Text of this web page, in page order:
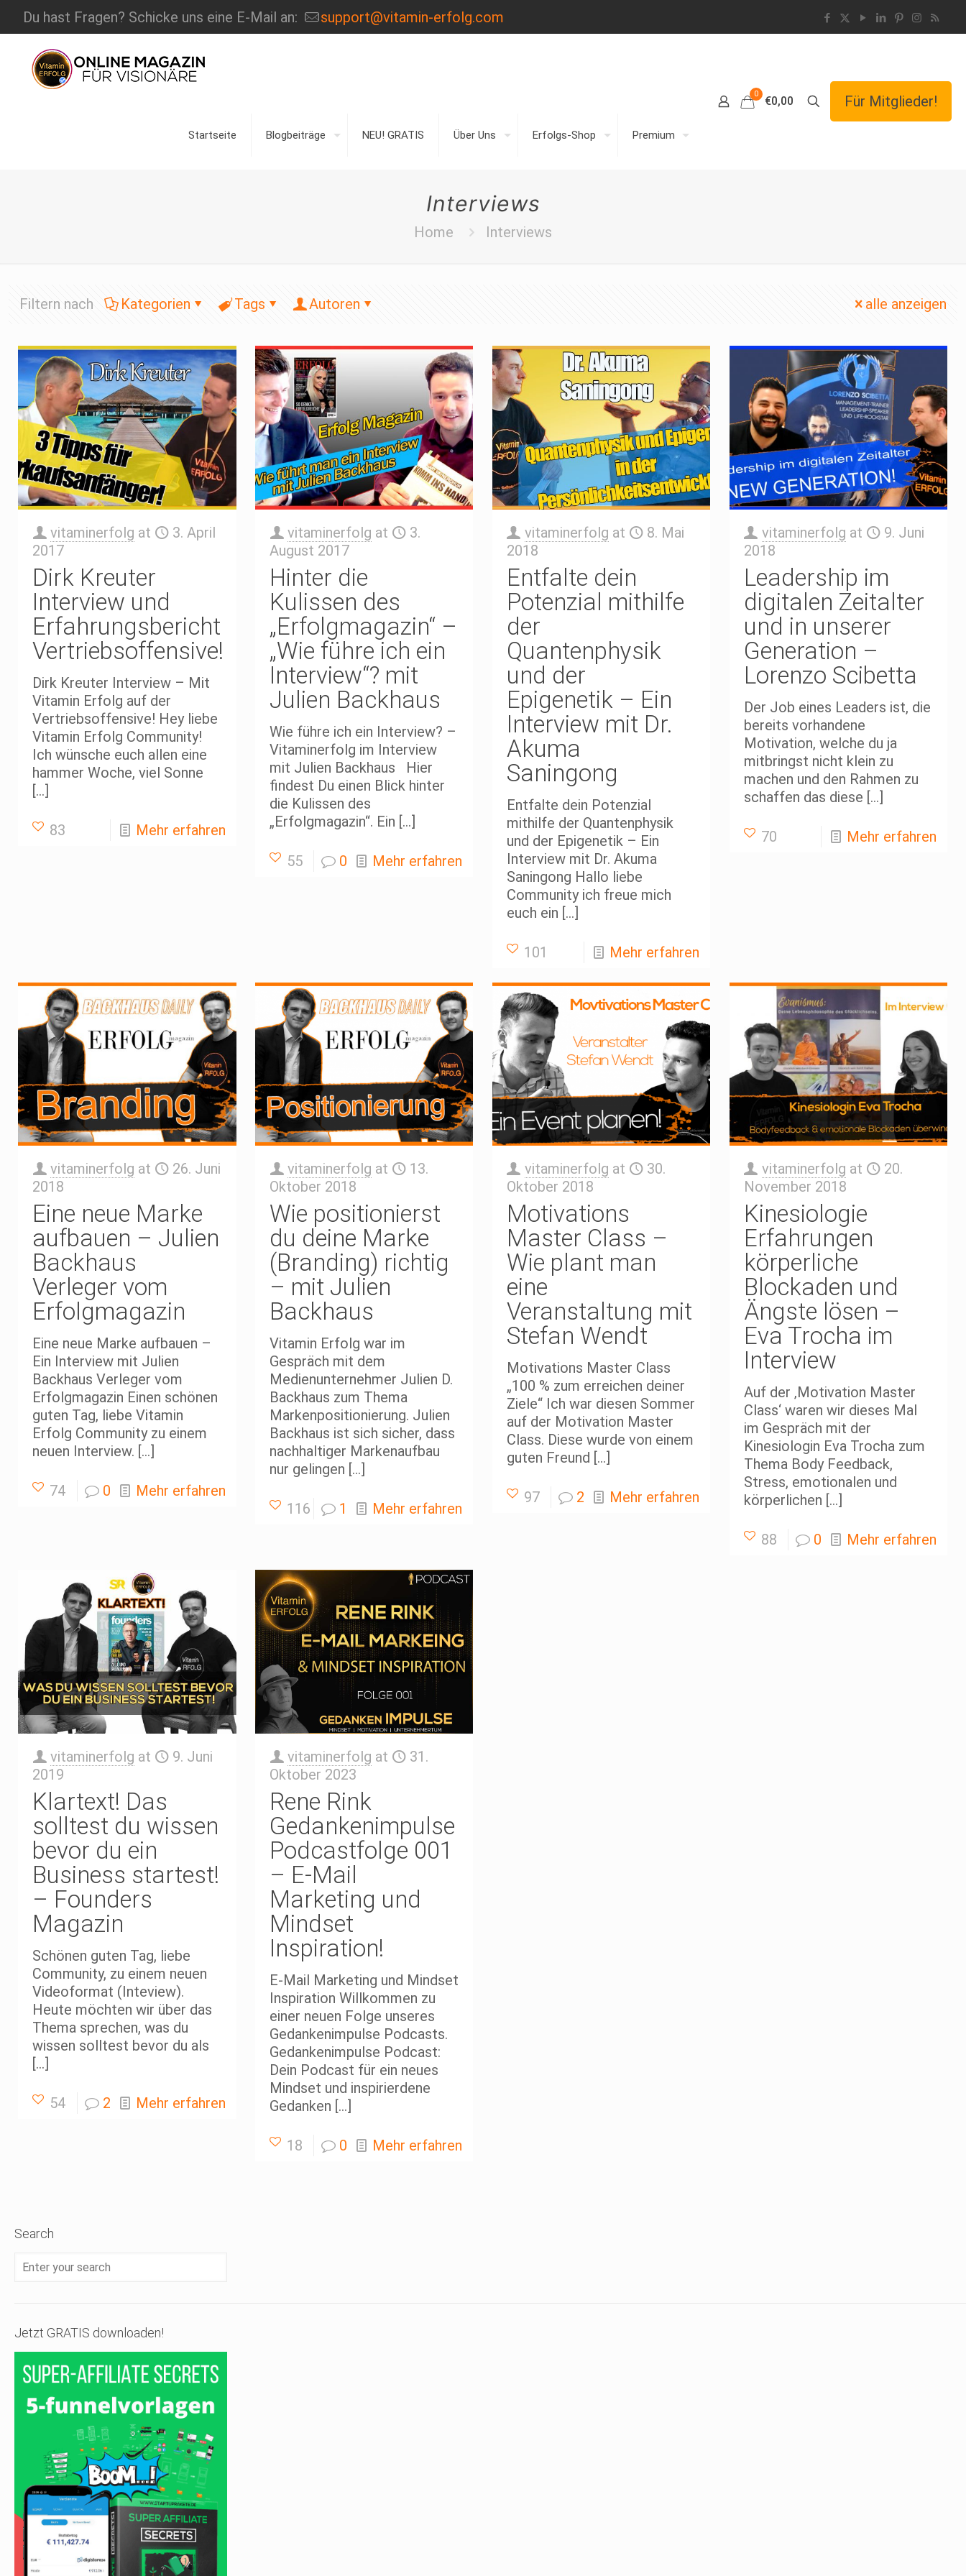
Du hast Fragen? Schicke uns eine E-Mail an: support@vitamin-erfolg.com
Startseite Blogbeiträge NEU! GRATIS Über Uns Erfolgs-Shop Premium
0
€0,00 Für Mitglieder!
Interviews
Home Interviews
Filtern nach Kategorien Tags Autoren alle anzeigen
vitaminerfolg at
3. April
2017
Dirk Kreuter
Interview und
Erfahrungsbericht
Vertriebsoffensive!
Dirk Kreuter Interview – Mit
Vitamin Erfolg auf der
Vertriebsoffensive! Hey liebe
Vitamin Erfolg Community!
Ich wünsche euch allen eine
hammer Woche, viel Sonne
[…]
83 Mehr erfahren
vitaminerfolg at
3.
August 2017
Hinter die
Kulissen des
„Erfolgmagazin“ –
„Wie führe ich ein
Interview“? mit
Julien Backhaus
Wie führe ich ein Interview? –
Vitaminerfolg im Interview
mit Julien Backhaus Hier
findest Du einen Blick hinter
die Kulissen des
„Erfolgmagazin“. Ein […]
55 0 Mehr erfahren
vitaminerfolg at
8. Mai
2018
Entfalte dein
Potenzial mithilfe
der
Quantenphysik
und der
Epigenetik – Ein
Interview mit Dr.
Akuma
Saningong
Entfalte dein Potenzial
mithilfe der Quantenphysik
und der Epigenetik – Ein
Interview mit Dr. Akuma
Saningong Hallo liebe
Community ich freue mich
euch ein […]
101 Mehr erfahren
vitaminerfolg at
9. Juni
2018
Leadership im
digitalen Zeitalter
und in unserer
Generation –
Lorenzo Scibetta
Der Job eines Leaders ist, die
bereits vorhandene
Motivation, welche du ja
mitbringst nicht klein zu
machen und den Rahmen zu
schaffen das diese […]
70 Mehr erfahren
vitaminerfolg at
26. Juni
2018
Eine neue Marke
aufbauen – Julien
Backhaus
Verleger vom
Erfolgmagazin
Eine neue Marke aufbauen –
Ein Interview mit Julien
Backhaus Verleger vom
Erfolgmagazin Einen schönen
guten Tag, liebe Vitamin
Erfolg Community zu einem
neuen Interview. […]
74 0 Mehr erfahren
vitaminerfolg at
13.
Oktober 2018
Wie positionierst
du deine Marke
(Branding) richtig
– mit Julien
Backhaus
Vitamin Erfolg war im
Gespräch mit dem
Medienunternehmer Julien D.
Backhaus zum Thema
Markenpositionierung. Julien
Backhaus ist sich sicher, dass
nachhaltiger Markenaufbau
nur gelingen […]
116 1 Mehr erfahren
vitaminerfolg at
30.
Oktober 2018
Motivations
Master Class –
Wie plant man
eine
Veranstaltung mit
Stefan Wendt
Motivations Master Class
„100 % zum erreichen deiner
Ziele“ Ich war diesen Sommer
auf der Motivation Master
Class. Diese wurde von einem
guten Freund […]
97 2 Mehr erfahren
vitaminerfolg at
20.
November 2018
Kinesiologie
Erfahrungen
körperliche
Blockaden und
Ängste lösen –
Eva Trocha im
Interview
Auf der ‚Motivation Master
Class‘ waren wir dieses Mal
im Gespräch mit der
Kinesiologin Eva Trocha zum
Thema Body Feedback,
Stress, emotionalen und
körperlichen […]
88 0 Mehr erfahren
vitaminerfolg at
9. Juni
2019
Klartext! Das
solltest du wissen
bevor du ein
Business startest!
– Founders
Magazin
Schönen guten Tag, liebe
Community, zu einem neuen
Videoformat (Inteview).
Heute möchten wir über das
Thema sprechen, was du
wissen solltest bevor du als
[…]
54 2 Mehr erfahren
vitaminerfolg at
31.
Oktober 2023
Rene Rink
Gedankenimpulse
Podcastfolge 001
– E-Mail
Marketing und
Mindset
Inspiration!
E-Mail Marketing und Mindset
Inspiration Willkommen zu
einer neuen Folge unseres
Gedankenimpulse Podcasts.
Gedankenimpulse Podcast:
Dein Podcast für ein neues
Mindset und inspirierdene
Gedanken […]
18 0 Mehr erfahren
Search
Jetzt GRATIS downloaden!